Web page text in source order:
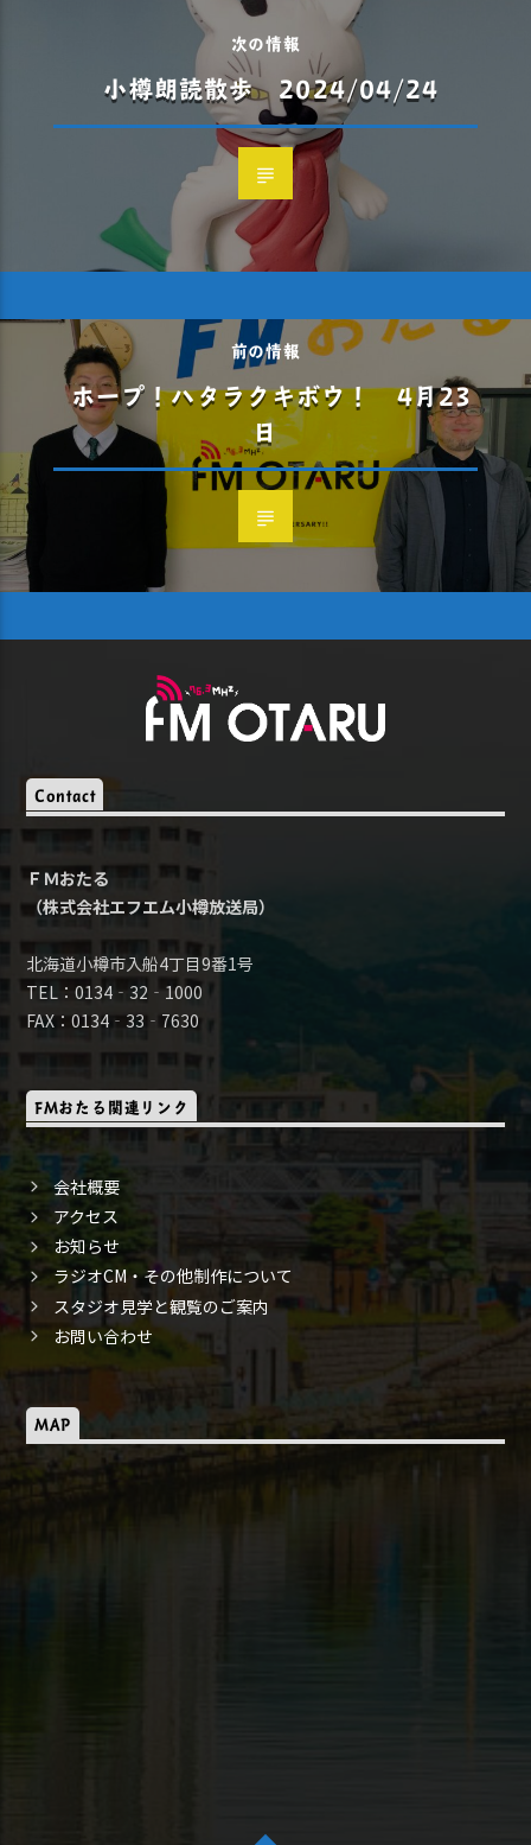
次の情報
小樽朗読散歩 2024/04/24
前の情報
ホープ！ハタラクキボウ！ 4月23
日
Contact
ＦＭおたる
（株式会社エフエム小樽放送局）
北海道小樽市入船4丁目9番1号
TEL：0134‐32‐1000
FAX：0134‐33‐7630
FMおたる関連リンク
会社概要
アクセス
お知らせ
ラジオCM・その他制作について
スタジオ見学と観覧のご案内
お問い合わせ
MAP